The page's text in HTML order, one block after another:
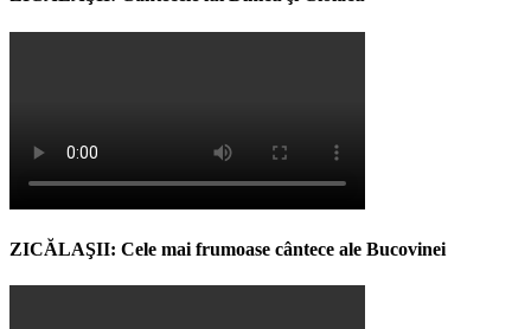
ZICĂLAŞII: Cele mai frumoase cântece ale Bucovinei